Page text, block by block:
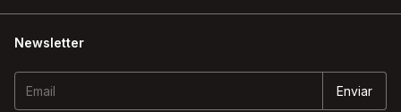
Newsletter